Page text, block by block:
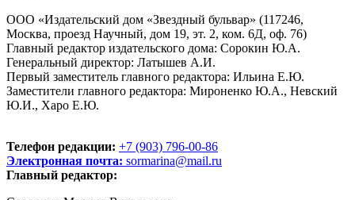
ООО «Издательский дом «Звездный бульвар» (117246,
Москва, проезд Научный, дом 19, эт. 2, ком. 6Д, оф. 76)
Главный редактор издательского дома: Сорокин Ю.А.
Генеральный директор: Латышев А.И.
Первый заместитель главного редактора: Ильина Е.Ю.
Заместители главного редактора: Мироненко Ю.А., Невский
Ю.И., Харо Е.Ю.
Телефон редакции: +7 (903) 796-00-86
Электронная почта: sormarina@mail.ru
Главный редактор: